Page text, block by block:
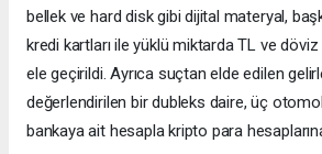
bellek ve hard disk gibi dijital materyal,
kredi kartları ile yüklü miktarda TL ve
ele geçirildi. Ayrıca suçtan elde edilen
değerlendirilen bir dubleks daire, üç
bankaya ait hesapla kripto para